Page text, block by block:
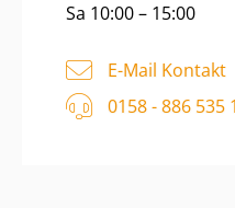
Sa 10:00 – 15:00
E-Mail Kontakt
0158 - 886 535